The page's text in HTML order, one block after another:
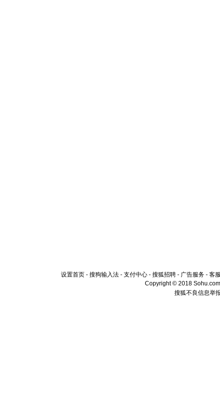
设置首页 - 搜狗输入法 - 支付中心 - 搜狐招聘 - 广告服务 - 客
Copyright © 2018
搜狐不良信息举